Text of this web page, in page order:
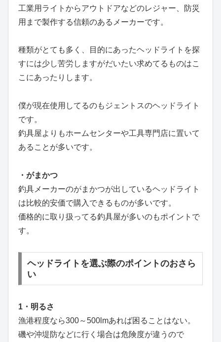
工業用ライトからアウトドアなどのレジャー、防災
用まで製作する信頼のあるメーカーです。
種類がとても多く、目的にあったヘッドライトを探
すには少し苦労しますがだいたい求めてるものはこ
こにあったりします。
僕が現在使用してるのもジェントスのヘッドライト
です。
釣具屋よりもホームセンターや工具専門店に置いて
あることが多いです。
・がまかつ
釣具メーカーのがまかつが出しているヘッドライト
は比較的安価で購入できるものが多いです。
価格的に取り扱ってる釣具屋が多いのもポイントで
す。
ヘッドライトを選ぶ際のポイントのおさら
い
1・明るさ
漁港程度なら300～500lmあれば困ることはない。
磯や沖堤防などに行く場合は危険度が違うので